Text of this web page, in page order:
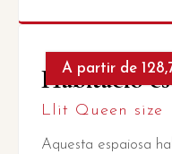
A partir de
Habitació
Llit Queen size
Aquesta espaiosa